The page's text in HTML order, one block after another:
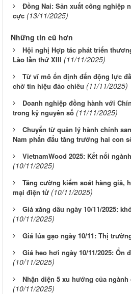
Đồng Nai: Sản xuất công nghiệp
cực (13/11/2025)
Những tin cũ hơn
Hội nghị Hợp tác phát triển
Lào lần thứ XIII (11/11/2025)
Từ vĩ mô ổn định đến động lực
chờ tín hiệu đảo chiều (11/11/2025)
Doanh nghiệp đồng hành với
trong kỷ nguyên số (11/11/2025)
Chuyển từ quản lý hành chính
Nam phấn đấu tăng trưởng hai con
VietnamWood 2025: Kết nối
(10/11/2025)
Tăng cường kiểm soát hàng giả,
mại điện tử (10/11/2025)
Giá xăng dầu ngày 10/11/2025:
(10/11/2025)
Giá lúa gạo ngày 10/11: Thị
Giá heo hơi ngày 10/11/2025: Ổn
(10/11/2025)
Nhận diện 5 xu hướng của
(10/11/2025)